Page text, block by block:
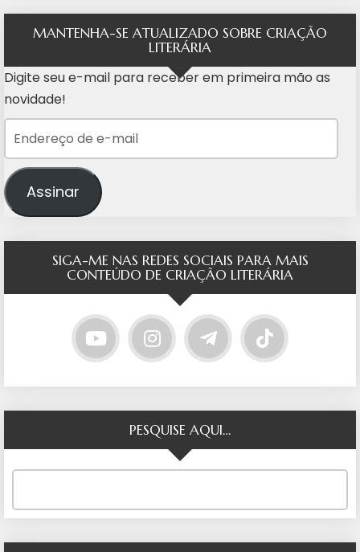
MANTENHA-SE ATUALIZADO SOBRE CRIAÇÃO
LITERÁRIA
Digite seu e-mail para receber em primeira mão as
novidade!
Assinar
SIGA-ME NAS REDES SOCIAIS PARA MAIS
CONTEÚDO DE CRIAÇÃO LITERÁRIA
PESQUISE AQUI…